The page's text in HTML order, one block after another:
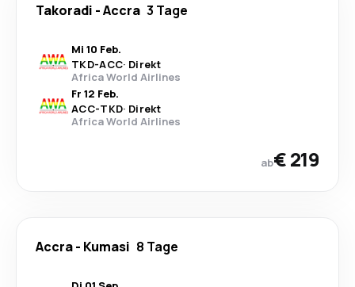
Takoradi -Accra 3 Tage
Mi 10 Feb.
TKD-ACC· Direkt
Africa World Airlines
Fr 12 Feb.
ACC-TKD· Direkt
Africa World Airlines
ab€ 219
Accra- Kumasi 8 Tage